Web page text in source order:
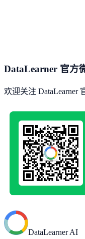
DataLearner 官方
欢迎关注 DataLearner
DataLearner AI